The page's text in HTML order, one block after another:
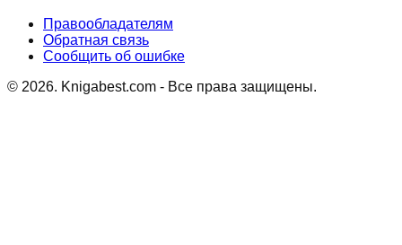
Правообладателям
Обратная связь
Сообщить об ошибке
© 2026. Knigabest.com - Все права защищены.